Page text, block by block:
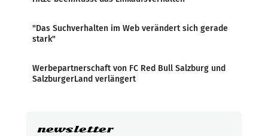
"Das Suchverhalten im Web verändert sich gerade
stark"
Werbepartnerschaft von FC Red Bull Salzburg und
SalzburgerLand verlängert
newsletter